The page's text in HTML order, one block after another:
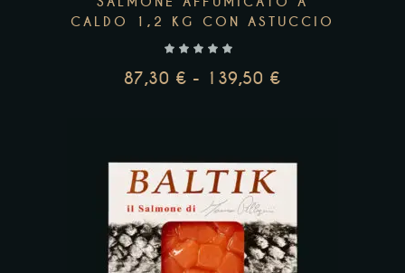
scelte
pagina
CALDO 1,2 KG CON ASTUCCIO
87,30 € - 139,50 €
A
139,50 €